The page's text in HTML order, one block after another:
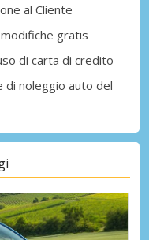
al Cliente
gratis
di carta di credito
noleggio auto del